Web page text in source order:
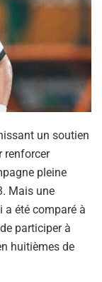
un soutien
renforcer
pleine
Mais une
a été comparé à
participer à
huitièmes de